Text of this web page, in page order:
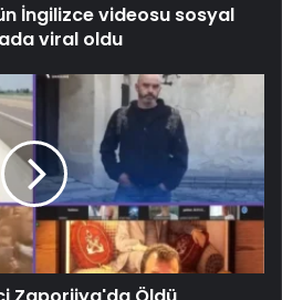
İngilizce videosu sosyal
viral oldu